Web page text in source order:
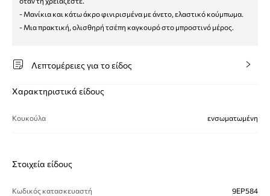
- Μανίκια και κάτω άκρο φινιρισμένα με άνετο, ελαστικό κούμπωμα.
- Μια πρακτική, ολισθηρή τσέπη καγκουρό στο μπροστινό μέρος.
Λεπτομέρειες για το είδος
Χαρακτηριστικά είδους
Κουκούλα ενσωματωμένη
Στοιχεία είδους
Κωδικός κατασκευαστή 9EP584